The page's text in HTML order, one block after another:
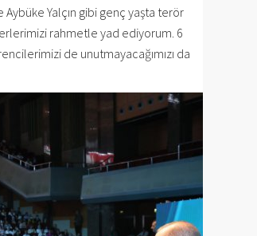
Yalçın gibi genç yaşta terör
rahmetle yad ediyorum. 6
de unutmayacağımızı da